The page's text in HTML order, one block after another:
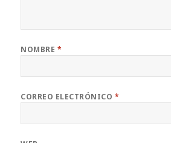
NOMBRE *
CORREO ELECTRÓNICO *